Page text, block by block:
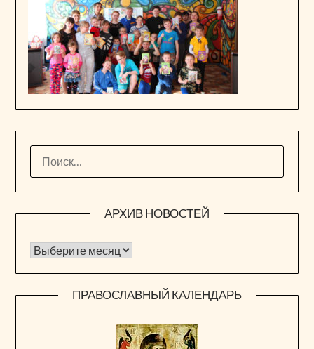
АРХИВ НОВОСТЕЙ
Архив новостей
ПРАВОСЛАВНЫЙ КАЛЕНДАРЬ